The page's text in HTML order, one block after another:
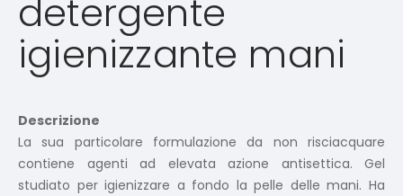
detergente
igienizzante mani
Descrizione
La sua particolare formulazione da non risciacquare
contiene agenti ad elevata azione antisettica. Gel
studiato per igienizzare a fondo la pelle delle mani. Ha